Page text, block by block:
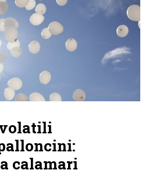
volatili
calamari